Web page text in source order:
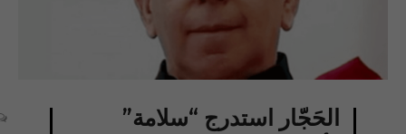
الحَجّار استدرج “سلامة”